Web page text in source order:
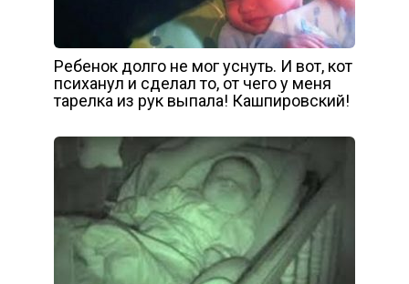
Ребенок долго не мог уснуть. И вот, кот
психанул и сделал то, от чего у меня
тарелка из рук выпала! Кашпировский!